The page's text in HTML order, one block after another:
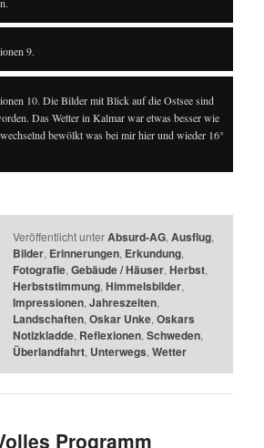
9.
10. Die Bilder mit Blick auf die Ostsee sind
Das Wetter in Kalmar war etwas besser wie
bewölkt was bei mir hier und wieder 16°
Veröffentlicht unter Absurd-AG, Ausflug,
Bilder, Erinnerungen, Erkundung,
Fotografie, Gebäude / Häuser, Herbst,
Herbststimmung, Himmelsbilder,
Impressionen, Jahreszeiten,
Landschaften, Oskar Unke, Oskars
Notizkladde, Reflexionen, Schweden,
Überlandfahrt, Unterwegs, Wetter
Programm